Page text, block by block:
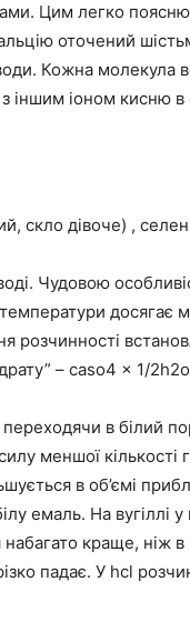
Цим легко
оточений
Кожна молекула
іншим іоном кисню в
скло дівоче) ,
Чудовою
досягає
розчинності
– caso4 x 1/
в білий
меншої кількості
в об’ємі
емаль. На вугіллі
краще, ніж
падає. У hcl